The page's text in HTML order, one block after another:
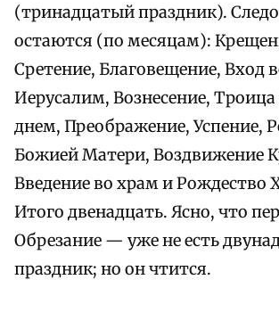
(тринадцатый праздник).
остаются (по месяцам):
Сретение, Благовещение, Вход
Иерусалим, Вознесение,
днем, Преображение, Успение,
Божией Матери, Воздвижение
Введение во храм и Рождество
Итого двенадцать. Ясно, что
Обрезание — уже не есть
праздник; но он чтится.